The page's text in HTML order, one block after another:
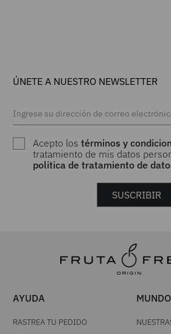
ÚNETE A NUESTRO NEWSLETTER
Acepto lostérminos y
tratamiento de mis datos
politica de tratamiento de
SUSCRIBIR
AYUDA
RASTREA TU PEDIDO